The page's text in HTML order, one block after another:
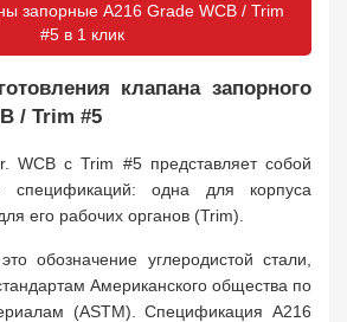
запорные A216 Grade WCB / Trim
#5 в 1 клик
клапана запорного
/ Trim #5
WCB с Trim #5 представляет собой
спецификаций: одна для корпуса
его рабочих органов (Trim).
обозначение углеродистой стали,
Американского общества по
(ASTM). Спецификация A216